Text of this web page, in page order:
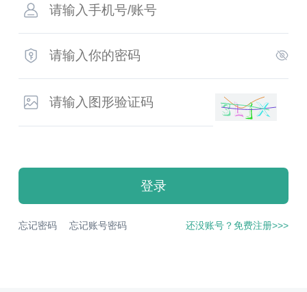
登录
忘记密码 忘记账号密码 还没账号？免费注册>>>